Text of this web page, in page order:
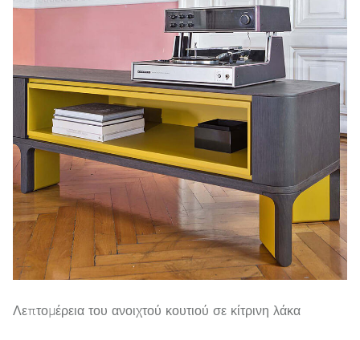
Λεπτομέρεια του ανοιχτού κουτιού σε κίτρινη λάκα